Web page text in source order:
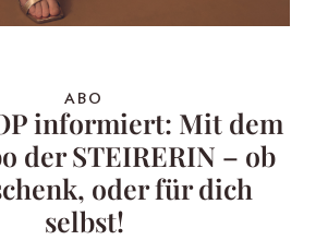
ABO
informiert: Mit dem
der STEIRERIN – ob
oder für dich
selbst!